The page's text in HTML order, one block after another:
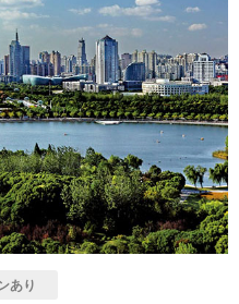
あり